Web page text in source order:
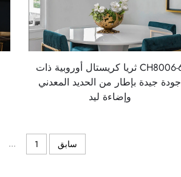
CH8006-6 ثريا كريستال أوروبية ذات
جودة جيدة بإطار من الحديد المعدني
وإضاءة ليد
سابق 1
...